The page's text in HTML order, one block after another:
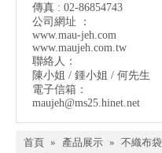
傳真 : 02-86854743
公司網址 ：
www.mau-jeh.com
www.maujeh.com.tw
聯絡人：
陳小姐 / 鍾小姐 / 何先生
電子信箱：
maujeh@ms25.hinet.net
首頁 » 產品展示 » 不織布袋